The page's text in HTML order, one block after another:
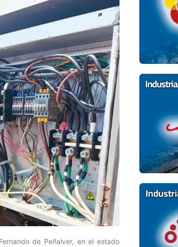
de Peñalver, en el estado